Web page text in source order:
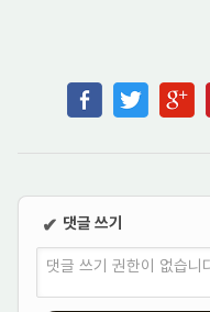
✔ 댓글 쓰기
댓글 쓰기 권한이 없습니